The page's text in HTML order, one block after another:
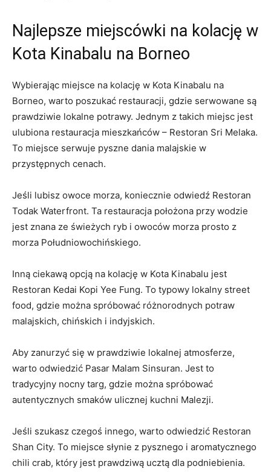
Najlepsze miejscówki na kolację w
Kota Kinabalu na Borneo
Wybierając miejsce na kolację w Kota Kinabalu na
Borneo, warto poszukać restauracji, gdzie serwowane są
prawdziwie lokalne potrawy. Jednym z takich miejsc jest
ulubiona restauracja mieszkańców – Restoran Sri Melaka.
To miejsce serwuje pyszne dania malajskie w
przystępnych cenach.
Jeśli lubisz owoce morza, koniecznie odwiedź Restoran
Todak Waterfront. Ta restauracja położona przy wodzie
jest znana ze świeżych ryb i owoców morza prosto z
morza Południowochińskiego.
Inną ciekawą opcją na kolację w Kota Kinabalu jest
Restoran Kedai Kopi Yee Fung. To typowy lokalny street
food, gdzie można spróbować różnorodnych potraw
malajskich, chińskich i indyjskich.
Aby zanurzyć się w prawdziwie lokalnej atmosferze,
warto odwiedzić Pasar Malam Sinsuran. Jest to
tradycyjny nocny targ, gdzie można spróbować
autentycznych smaków ulicznej kuchni Malezji.
Jeśli szukasz czegoś innego, warto odwiedzić Restoran
Shan City. To miejsce słynie z pysznego i aromatycznego
chili crab, który jest prawdziwą ucztą dla podniebienia.